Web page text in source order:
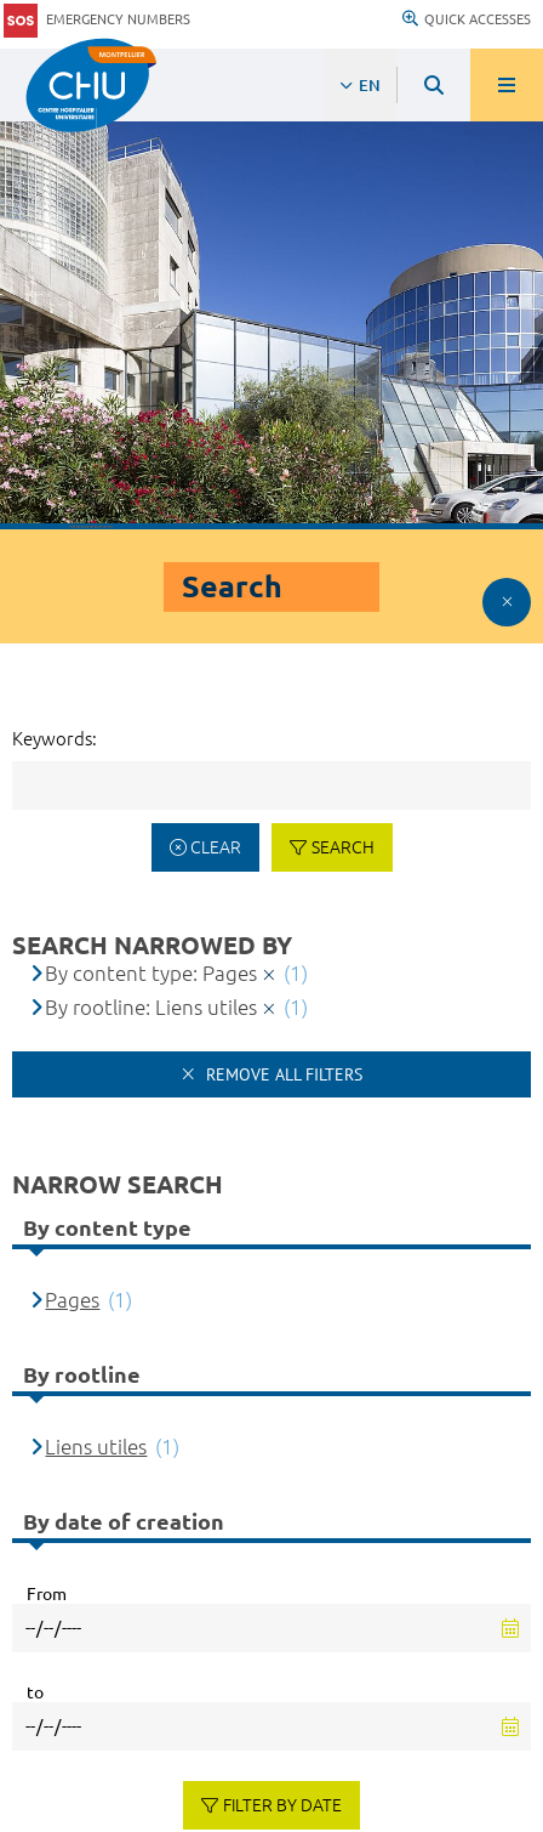
EMERGENCY NUMBERS QUICK ACCESSES
EN
Search
Keywords:
CLEAR SEARCH
SEARCH NARROWED BY
By content type: Pages
(1)
By rootline: Liens utiles
(1)
REMOVE ALL FILTERS
NARROW SEARCH
By content type
Pages (1)
By rootline
Liens utiles (1)
By date of creation
From
to
FILTER BY DATE